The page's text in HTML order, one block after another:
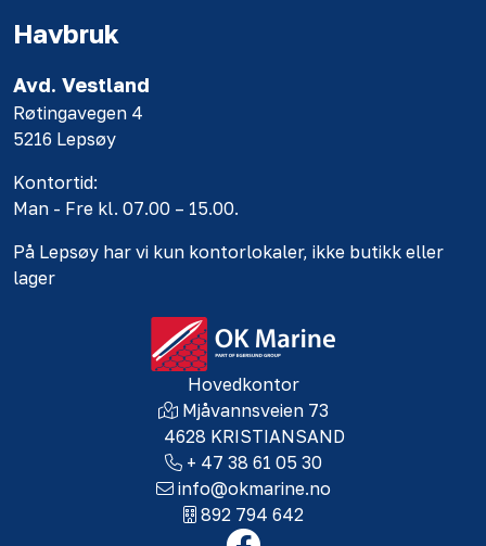
Havbruk
Avd. Vestland
Røtingavegen 4
5216 Lepsøy
Kontortid:
Man - Fre kl. 07.00 – 15.00.
På Lepsøy har vi kun kontorlokaler, ikke butikk eller
lager
Hovedkontor
Mjåvannsveien 73
4628 KRISTIANSAND
+ 47 38 61 05 30
info@okmarine.no
892 794 642